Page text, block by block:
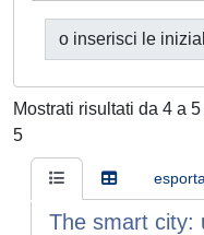
o inserisci le
Mostrati risultati da 4 a 5
5
The smart city: